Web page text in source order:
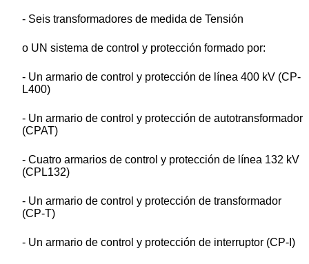
- Seis transformadores de medida de Tensión
o UN sistema de control y protección formado por:
- Un armario de control y protección de línea 400 kV (CP-
L400)
- Un armario de control y protección de autotransformador
(CPAT)
- Cuatro armarios de control y protección de línea 132 kV
(CPL132)
- Un armario de control y protección de transformador
(CP-T)
- Un armario de control y protección de interruptor (CP-I)